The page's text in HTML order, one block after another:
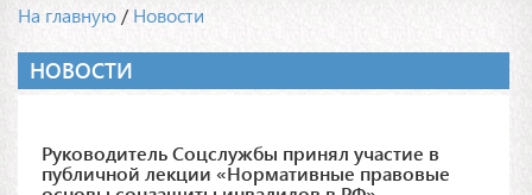
На главную /Новости
НОВОСТИ
Руководитель Соцслужбы принял участие в
публичной лекции «Нормативные правовые